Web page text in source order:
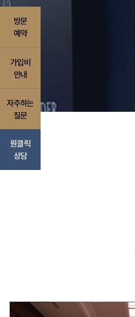
방문
예약
가입비
안내
자주하는
질문
원클릭
상담